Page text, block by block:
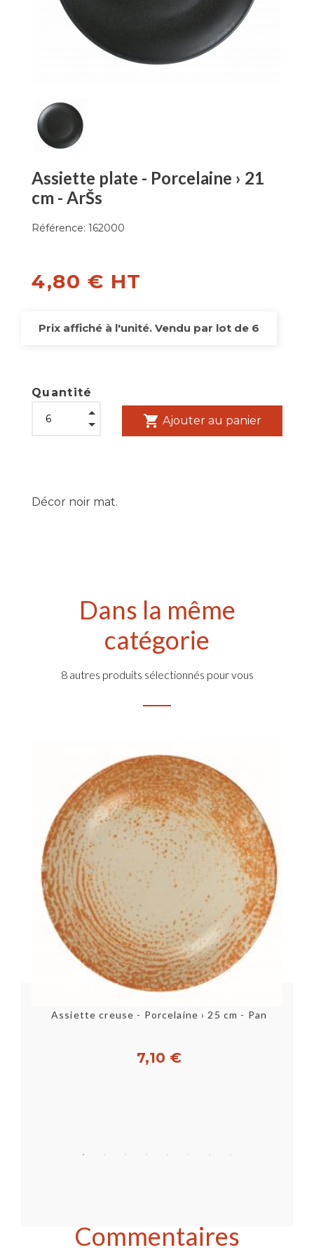
Assiette plate - Porcelaine › 21
cm - ArŠs
Référence: 162000
4,80 € HT
Prix affiché à l'unité. Vendu par lot de 6
Quantité
shopping_cart Ajouter au panier
Décor noir mat.
Dans la même
catégorie
8 autres produits sélectionnés pour vous
Assiette creuse - Porcelaine › 25 cm - Pan
7,10 €
Commentaires